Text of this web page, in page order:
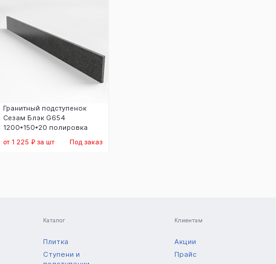
Гранитный подступенок
Сезам Блэк G654
1200*150*20 полировка
от 1 225 ₽ за шт Под заказ
Каталог
Плитка
Ступени и
Клиентам
Акции
Прайс